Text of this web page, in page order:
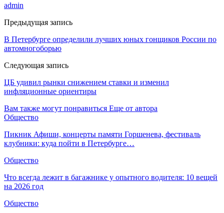
admin
Предыдущая запись
В Петербурге определили лучших юных гонщиков России по
автомногоборью
Следующая запись
ЦБ удивил рынки снижением ставки и изменил
инфляционные ориентиры
Вам также могут понравиться Еще от автора
Общество
Пикник Афиши, концерты памяти Горшенева, фестиваль
клубники: куда пойти в Петербурге…
Общество
Что всегда лежит в багажнике у опытного водителя: 10 вещей
на 2026 год
Общество